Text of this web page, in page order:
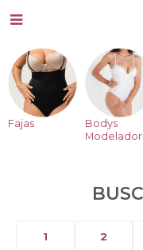

Fajas
Bodys
1 2